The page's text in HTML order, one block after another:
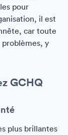
pour
il est
car toute
y
GCHQ
plus brillantes